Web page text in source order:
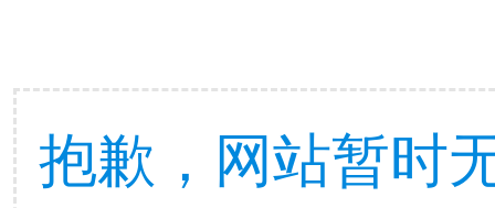
抱歉，网站暂时